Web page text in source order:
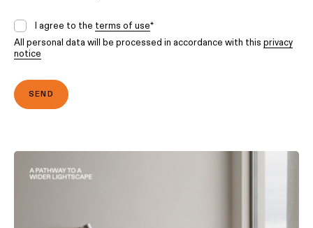
I agree to the terms of use*
All personal data will be processed in accordance with this privacy
notice
luminosa in realtà. Prenota una